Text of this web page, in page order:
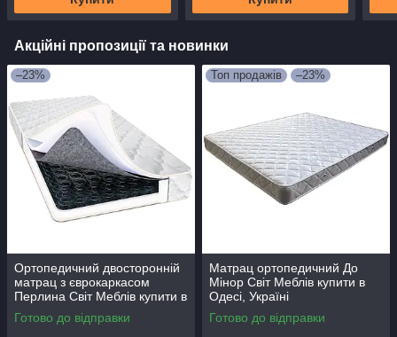
Акційні пропозиції та новинки
–23%
Ортопедичний двосторонній
матрац з єврокаркасом
Перлина Світ Меблів купити в
Одесі, Україні
Готово до відправки
Топ продажів –23%
Матрац ортопедичний До
Мінор Світ Меблів купити в
Одесі, Україні
Готово до відправки